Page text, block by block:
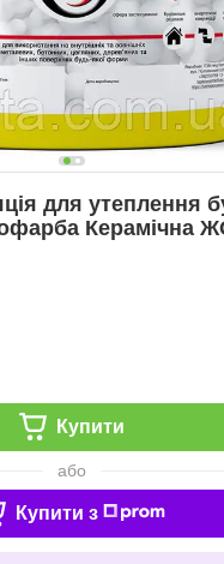
для утеплення
Керамічна
Купити
або
Купити з